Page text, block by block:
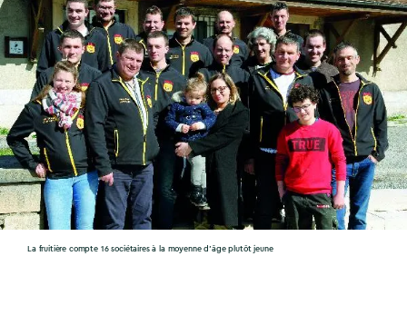
La fruitière compte 16 sociétaires à la moyenne d’âge plutôt jeune